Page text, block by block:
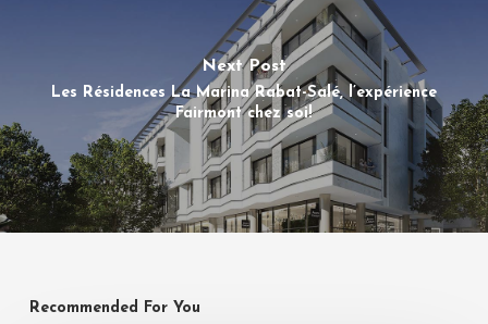
Next Post
Les Résidences La Marina Rabat-Salé, l’expérience
Fairmont chez soi!
Recommended For You